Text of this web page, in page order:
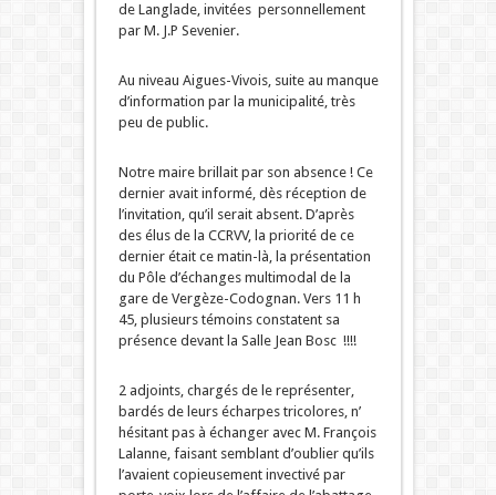
de Langlade, invitées personnellement
par M. J.P Sevenier.
Au niveau Aigues-Vivois, suite au manque
d’information par la municipalité, très
peu de public.
Notre maire brillait par son absence ! Ce
dernier avait informé, dès réception de
l’invitation, qu’il serait absent. D’après
des élus de la CCRVV, la priorité de ce
dernier était ce matin-là, la présentation
du Pôle d’échanges multimodal de la
gare de Vergèze-Codognan. Vers 11 h
45, plusieurs témoins constatent sa
présence devant la Salle Jean Bosc !!!!
2 adjoints, chargés de le représenter,
bardés de leurs écharpes tricolores, n’
hésitant pas à échanger avec M. François
Lalanne, faisant semblant d’oublier qu’ils
l’avaient copieusement invectivé par